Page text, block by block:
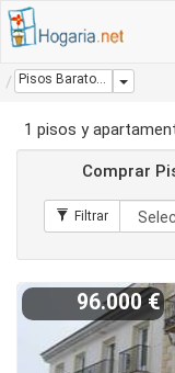
Pisos Baratos Santiago Pontones
1 pisos y
Comprar
96.000 €